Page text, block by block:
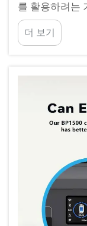
를 활용하려는
비들은 햇빛을
는 역할을 합
명하면 B2B ...
더 보기